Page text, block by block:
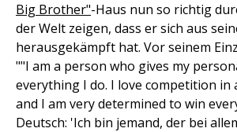
Big Brother"-Haus nun so richtig
der Welt zeigen, dass er sich aus
herausgekämpft hat. Vor seinem
""I am a person who gives my
everything I do. I love competition in
and I am very determined to win
Deutsch: 'Ich bin jemand, der bei